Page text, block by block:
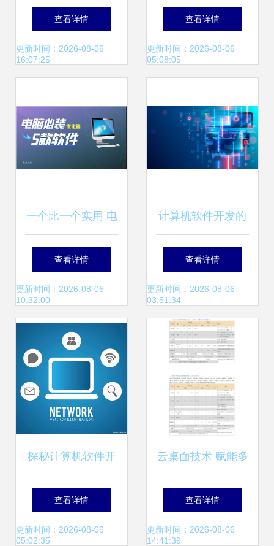
公司热卖促销 专业
软件开发服务全面
查看详情
更新时间：2026-08-06
16:07:25
Office软件的常见
原因及解决方案
查看详情
更新时间：2026-08-06
05:08:05
一个比一个实用 电
脑必装的5款优化
软件推荐
查看详情
更新时间：2026-08-06
10:32:00
计算机软件开发的
深蓝秘密
查看详情
更新时间：2026-08-06
03:51:34
探秘计算机软件开
发 从理念到现实的
艺术
查看详情
更新时间：2026-08-06
05:02:35
云桌面技术 赋能多
场景办公与教学的
虚拟化解决方案
查看详情
更新时间：2026-08-06
14:41:39